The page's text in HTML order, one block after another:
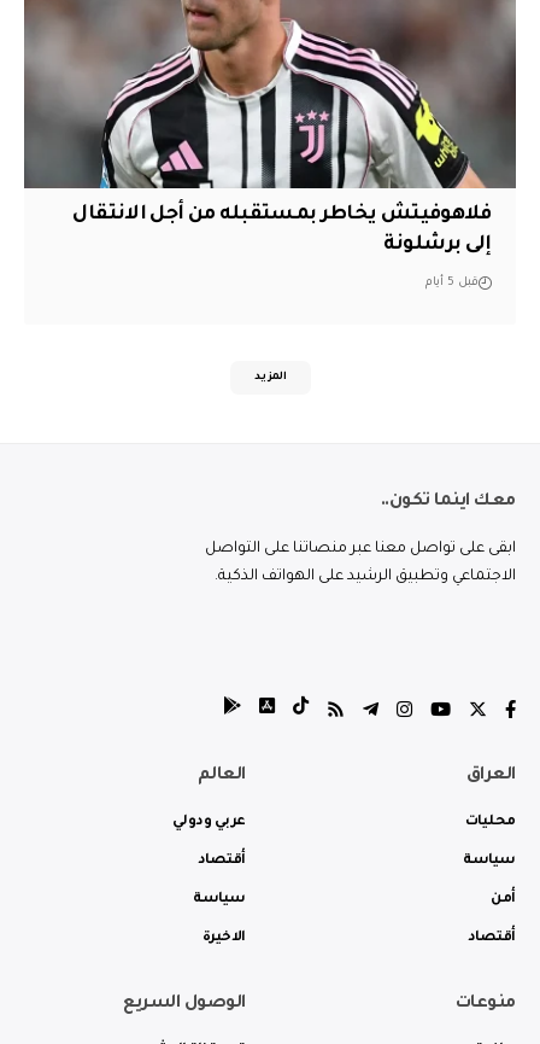
فلاهوفيتش يخاطر بمستقبله من أجل الانتقال
إلى برشلونة
قبل 5 أيام
المزيد
معك اينما تكون..
ابقى على تواصل معنا عبر منصاتنا على التواصل
الاجتماعي وتطبيق الرشيد على الهواتف الذكية.
العراق
محليات
سياسة
أمن
أقتصاد
العالم
عربي ودولي
أقتصاد
سياسة
الاخيرة
منوعات الوصول السريع